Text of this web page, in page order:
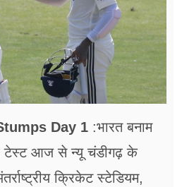
Day 1 :भारत बनाम
टेस्ट आज से न्यू चंडीगढ़ के
क्रिकेट स्टेडियम,